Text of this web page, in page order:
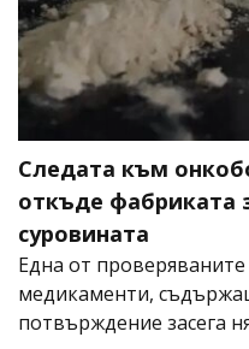
Следата към
откъде фабриката
суровината
Една от
медикаменти,
потвърждение засега